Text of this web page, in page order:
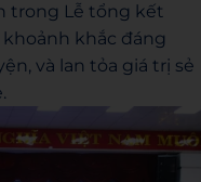
trong Lễ tổng kết
khắc đáng
và lan tỏa giá trị sẻ